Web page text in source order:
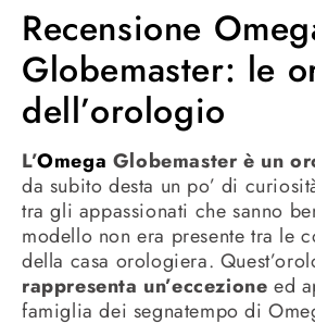
Recensione
Globemaster: le
dell’orologio
L’Omega Globemaster è un
da subito desta un po’ di
tra gli appassionati che sanno
modello non era presente tra le
della casa orologiera.
rappresenta un’eccezione ed
famiglia dei segnatempo di